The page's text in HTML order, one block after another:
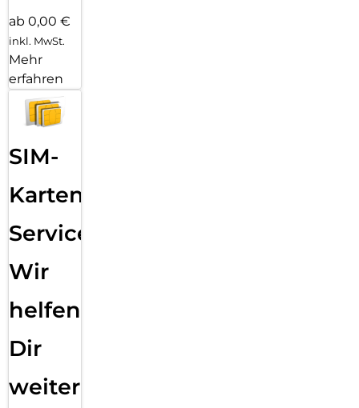
ab 0,00 €
inkl. MwSt.
Mehr
erfahren
SIM-
Karten
Service:
Wir
helfen
Dir
weiter